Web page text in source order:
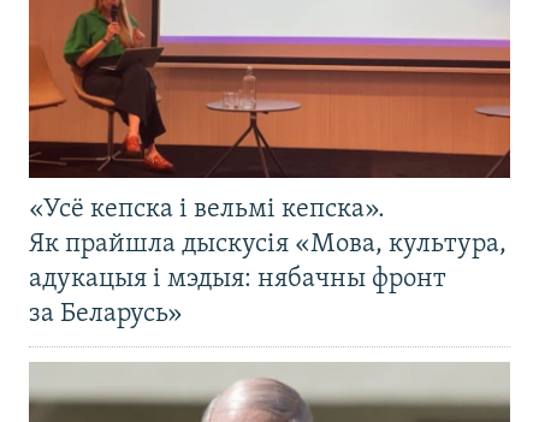
«Усё кепска і вельмі кепска».
Як прайшла дыскусія «Мова, культура,
адукацыя і мэдыя: нябачны фронт
за Беларусь»